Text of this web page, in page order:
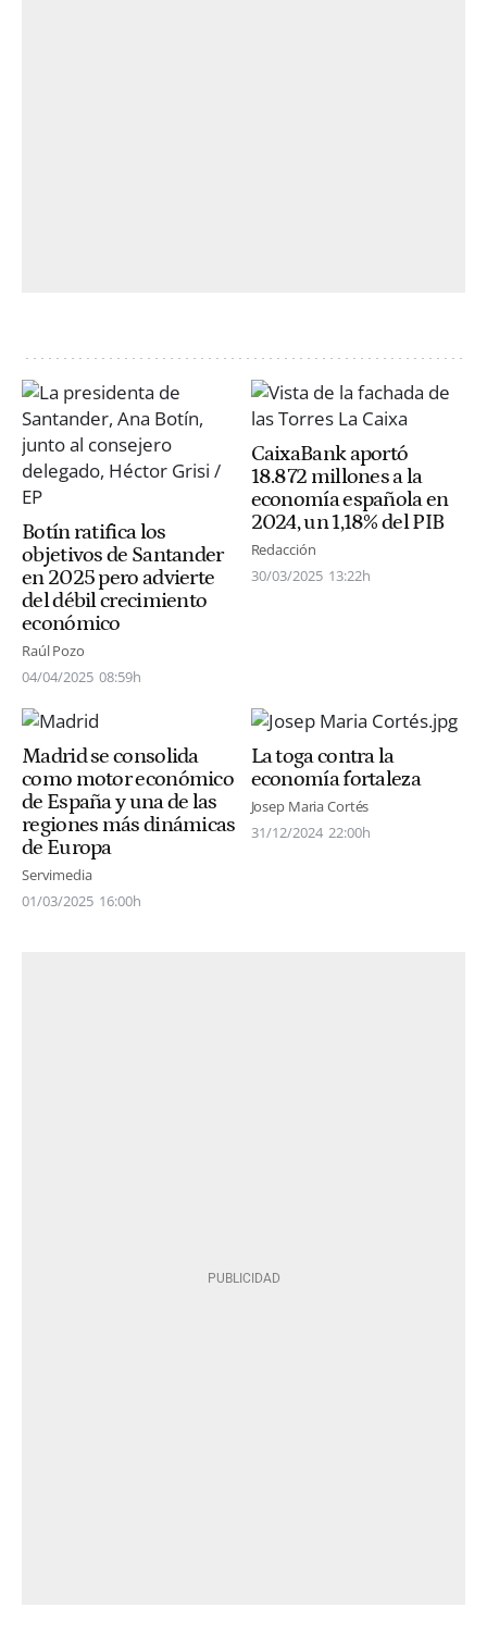
Botín ratifica los
objetivos de Santander
en 2025 pero advierte
del débil crecimiento
económico
Raúl Pozo
04/04/2025 08:59h
CaixaBank aportó
18.872 millones a la
economía española en
2024, un 1,18% del PIB
Redacción
30/03/2025 13:22h
Madrid se consolida
como motor económico
de España y una de las
regiones más dinámicas
de Europa
Servimedia
01/03/2025 16:00h
La toga contra la
economía fortaleza
Josep Maria Cortés
31/12/2024 22:00h